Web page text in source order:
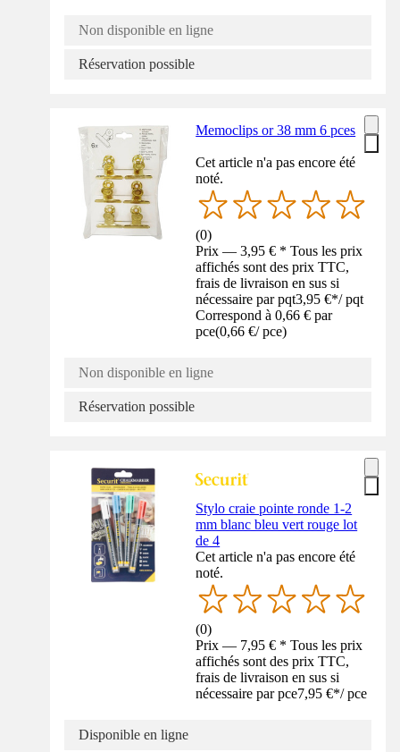
Non disponible en ligne
Réservation possible
Memoclips or 38 mm 6 pces
Cet article n'a pas encore été
noté.
(0)
Prix — 3,95 € * Tous les prix
affichés sont des prix TTC,
frais de livraison en sus si
nécessaire par pqt3,95 €*/ pqt
Correspond à 0,66 € par
pce(0,66 €/ pce)
Non disponible en ligne
Réservation possible
Stylo craie pointe ronde 1-2
mm blanc bleu vert rouge lot
de 4
Cet article n'a pas encore été
noté.
(0)
Prix — 7,95 € * Tous les prix
affichés sont des prix TTC,
frais de livraison en sus si
nécessaire par pce7,95 €*/ pce
Disponible en ligne